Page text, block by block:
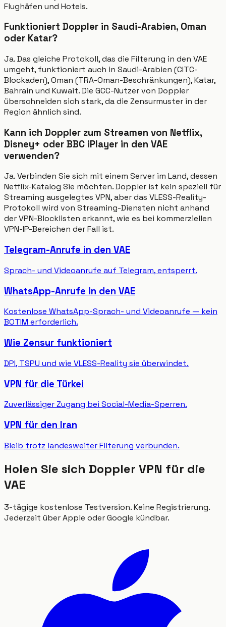
Flughäfen und Hotels.
Funktioniert Doppler in Saudi-Arabien, Oman
oder Katar?
Ja. Das gleiche Protokoll, das die Filterung in den VAE
umgeht, funktioniert auch in Saudi-Arabien (CITC-
Blockaden), Oman (TRA-Oman-Beschränkungen), Katar,
Bahrain und Kuwait. Die GCC-Nutzer von Doppler
überschneiden sich stark, da die Zensurmuster in der
Region ähnlich sind.
Kann ich Doppler zum Streamen von Netflix,
Disney+ oder BBC iPlayer in den VAE
verwenden?
Ja. Verbinden Sie sich mit einem Server im Land, dessen
Netflix-Katalog Sie möchten. Doppler ist kein speziell für
Streaming ausgelegtes VPN, aber das VLESS-Reality-
Protokoll wird von Streaming-Diensten nicht anhand
der VPN-Blocklisten erkannt, wie es bei kommerziellen
VPN-IP-Bereichen der Fall ist.
Telegram-Anrufe in den VAE
Sprach- und Videoanrufe auf Telegram, entsperrt.
WhatsApp-Anrufe in den VAE
Kostenlose WhatsApp-Sprach- und Videoanrufe — kein
BOTIM erforderlich.
Wie Zensur funktioniert
DPI, TSPU und wie VLESS-Reality sie überwindet.
VPN für die Türkei
Zuverlässiger Zugang bei Social-Media-Sperren.
VPN für den Iran
Bleib trotz landesweiter Filterung verbunden.
Holen Sie sich Doppler VPN für die
VAE
3-tägige kostenlose Testversion. Keine Registrierung.
Jederzeit über Apple oder Google kündbar.